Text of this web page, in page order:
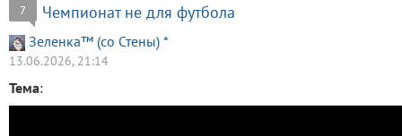
7 Чемпионат не для футбола
Зеленка™ (со Стены) *
13.06.2026, 21:14
Тема: